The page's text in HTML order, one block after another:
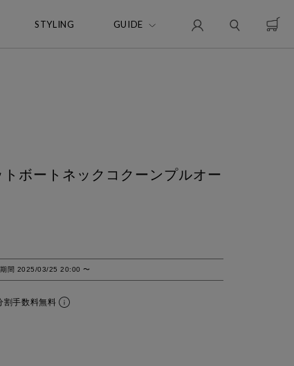
STYLING GUIDE
ボートネックコクーンプルオー
間 2025/03/25 20:00〜
割手数料無料